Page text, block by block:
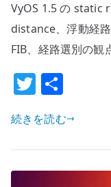
route
/
prefix-
設
定
–
路
と
VyOS 1.5 の static
distance、浮動経
FIB、経路選別の観
T
w
it
te
r
続きを読む